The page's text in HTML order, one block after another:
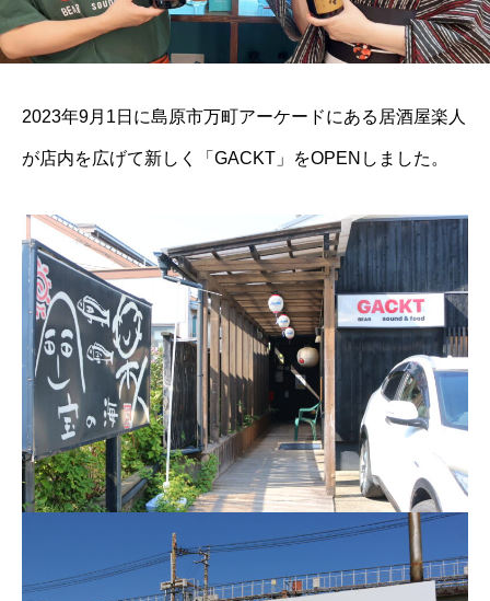
2023年9月1日に島原市万町アーケードにある居酒屋楽人
が店内を広げて新しく「GACKT」をOPENしました。